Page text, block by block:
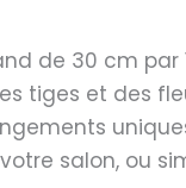
de 30 cm par
tiges et des
salon, ou